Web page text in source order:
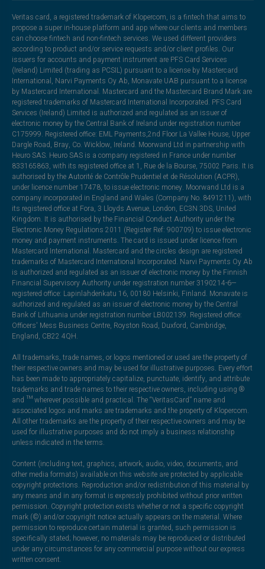
Veritas card, a registered trademark of Klopercom, is a fintech that aims to
propose a super in-house platform and app where our clients and members
can choose fintech and non-fintech services. We used different providers
according to product and/or service requests and/or client profiles. Our
issuers for accounts and payment instrument are PFS Card Services
(Ireland) Limited (trading as PCSIL) pursuant to a license by Mastercard
International, Narvi Payments Oy Ab, Monavate UAB pursuant to a license
by Mastercard International. Mastercard and the Mastercard Brand Mark are
registered trademarks of Mastercard International Incorporated. PFS Card
Services (Ireland) Limited is authorized and regulated as an issuer of
electronic money by the Central Bank of Ireland under registration number
C175999. Registered office: EML Payments,2nd Floor La Vallee House, Upper
Dargle Road, Bray, Co. Wicklow, Ireland. Moorwand Ltd in partnership with
Heuro SAS. Heuro SAS is a company registered in France under number
833165863, with its registered office at 1, Rue de la Bourse, 75002 Paris. It is
authorised by the Autorité de Contrôle Prudentiel et de Résolution (ACPR),
under licence number 17478, to issue electronic money. Moorwand Ltd is a
company incorporated in England and Wales (Company No. 8491211), with
its registered office at Fora, 3 Lloyds Avenue, London, EC3N 3DS, United
Kingdom. It is authorised by the Financial Conduct Authority under the
Electronic Money Regulations 2011 (Register Ref: 900709) to issue electronic
money and payment instruments. The card is issued under licence from
Mastercard International. Mastercard and the circles design are registered
trademarks of Mastercard International Incorporated. Narvi Payments Oy Ab
is authorized and regulated as an issuer of electronic money by the Finnish
Financial Supervisory Authority under registration number 3190214-6—
registered office: Lapinlahdenkatu 16, 00180 Helsinki, Finland. Monavate is
authorized and regulated as an issuer of electronic money by the Central
Bank of Lithuania under registration number LB002139. Registered office:
Officers' Mess Business Centre, Royston Road, Duxford, Cambridge,
England, CB22 4QH.
All trademarks, trade names, or logos mentioned or used are the property of
their respective owners and may be used for illustrative purposes. Every effort
has been made to appropriately capitalize, punctuate, identify, and attribute
trademarks and trade names to their respective owners, including using ®
and ™ wherever possible and practical. The “VeritasCard” name and
associated logos and marks are trademarks and the property of Klopercom.
All other trademarks are the property of their respective owners and may be
used for illustrative purposes and do not imply a business relationship
unless indicated in the terms.
Content (including text, graphics, artwork, audio, video, documents, and
other media formats) available on this website are protected by applicable
copyright protections. Reproduction and/or redistribution of this material by
any means and in any format is expressly prohibited without prior written
permission. Copyright protection exists whether or not a specific copyright
mark (©) and/or copyright notice actually appears on the material. Where
permission to reproduce certain material is granted, such permission is
specifically stated; however, no materials may be reproduced or distributed
under any circumstances for any commercial purpose without our express
written consent.